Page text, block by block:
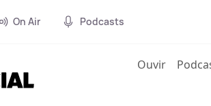
On Air Podcasts
Ouvir(current)